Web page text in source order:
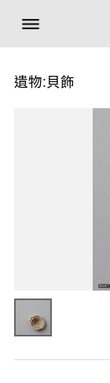
遺物:貝飾